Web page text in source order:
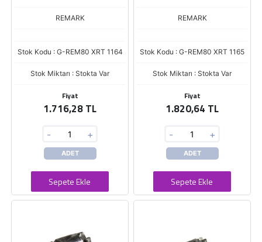
REMARK
Stok Kodu : G-REM80 XRT 1164
Stok Miktarı : Stokta Var
Fiyat
1.716,28 TL
- +
ADET
Sepete Ekle
REMARK
Stok Kodu : G-REM80 XRT 1165
Stok Miktarı : Stokta Var
Fiyat
1.820,64 TL
- +
ADET
Sepete Ekle